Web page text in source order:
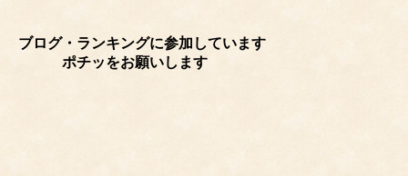
ブログ・ランキングに参加しています
ポチッをお願いします